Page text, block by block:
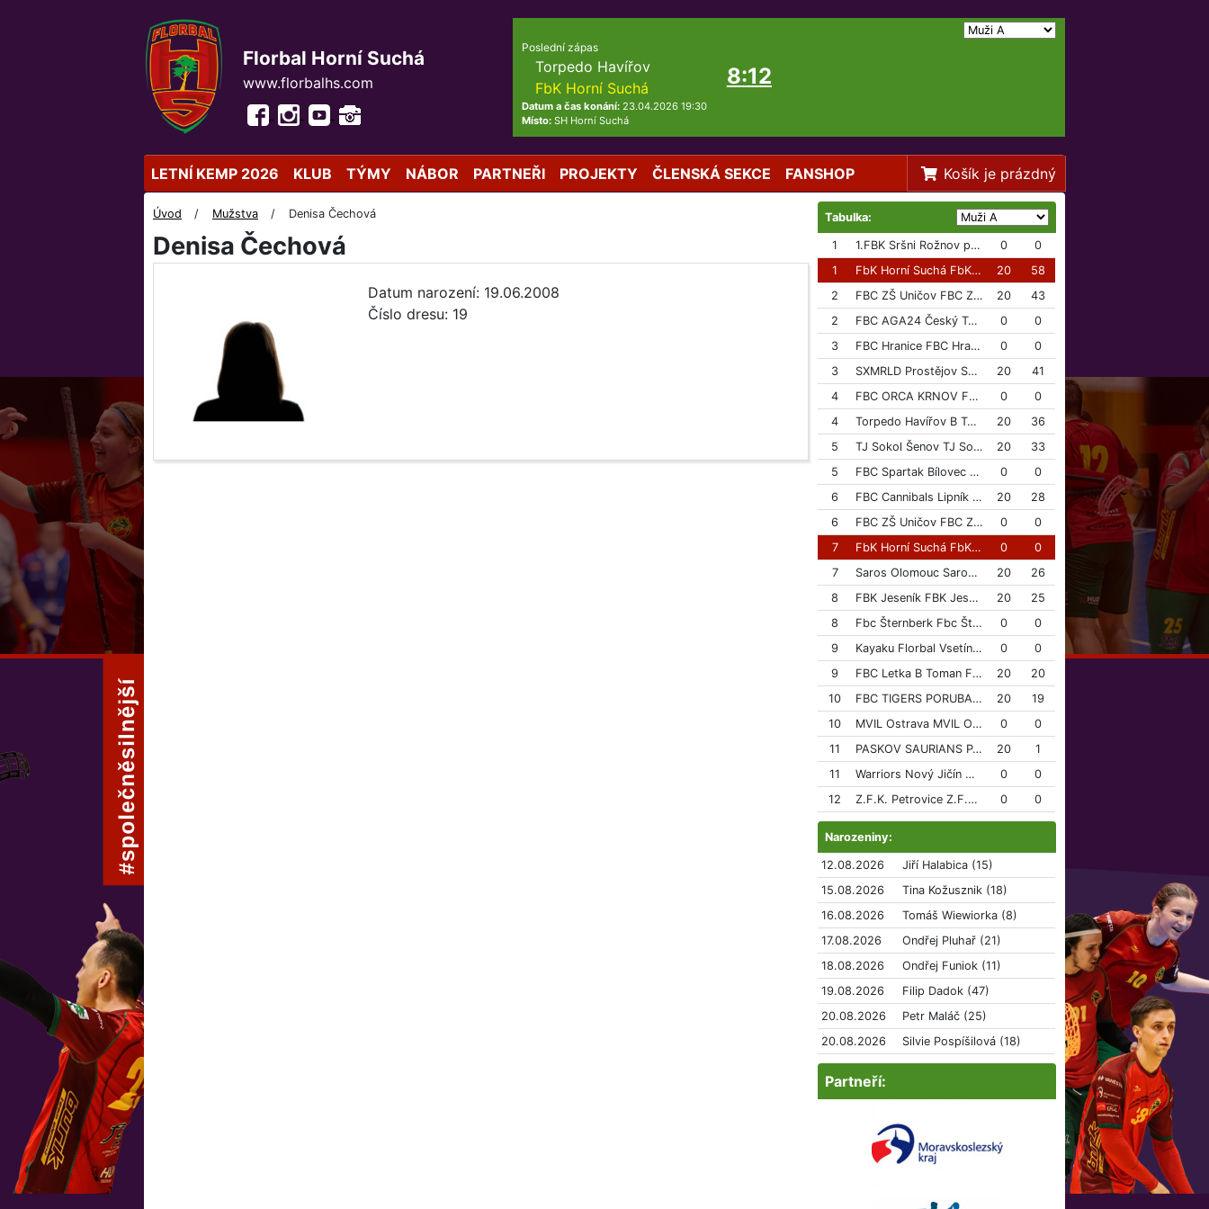
Florbal Horní Suchá
www.florbalhs.com
Poslední zápas
Torpedo Havířov
FbK Horní Suchá
8:12
Datum a čas konání:23.04.2026 19:30
Místo:SH Horní Suchá
LETNÍ KEMP 2026 KLUB TÝMY NÁBOR PARTNEŘI PROJEKTY ČLENSKÁ SEKCE FANSHOP Košík je prázdný
Úvod Mužstva Denisa Čechová
Denisa Čechová
Datum narození: 19.06.2008
Číslo dresu: 19
Tabulka:
1 1.FBK Sršni Rožnov p/R 1.FBK Sršni Rožnov p/R 0
0
1
FbK Horní Suchá FbK Horní Suchá 20
58
2
FBC ZŠ Uničov FBC ZŠ Uničov 20
43
2
FBC AGA24 Český Těšín FBC AGA24 Český Těšín 0
0
3
FBC Hranice FBC Hranice 0
0
3
SXMRLD Prostějov SXMRLD Prostějov 20
41
4
FBC ORCA KRNOV FBC ORCA KRNOV 0
0
4
Torpedo Havířov B Torpedo Havířov B 20
36
5
TJ Sokol Šenov TJ Sokol Šenov 20
33
5
FBC Spartak Bílovec FBC Spartak Bílovec 0
0
6
FBC Cannibals Lipník FBC Cannibals Lipník 20
28
6
FBC ZŠ Uničov FBC ZŠ Uničov 0
0
7
FbK Horní Suchá FbK Horní Suchá 0
0
7
Saros Olomouc Saros Olomouc 20
26
8
FBK Jeseník FBK Jeseník 20
25
8
Fbc Šternberk Fbc Šternberk 0
0
9
Kayaku Florbal Vsetín Kayaku Florbal Vsetín 0
0
9
FBC Letka B Toman Finance Group FBC Letka B Toman Finance Group 20
20
10
FBC TIGERS PORUBA FBC TIGERS PORUBA 20
19
10
MVIL Ostrava MVIL Ostrava 0
0
11
PASKOV SAURIANS PASKOV SAURIANS 20
1
11
Warriors Nový Jičín Warriors Nový Jičín 0
0
12
Z.F.K. Petrovice Z.F.K. Petrovice 0 0
Narozeniny:
12.08.2026
Jiří Halabica (15)
15.08.2026
Tina Kožusznik (18)
16.08.2026
Tomáš Wiewiorka (8)
17.08.2026
Ondřej Pluhař (21)
18.08.2026
Ondřej Funiok (11)
19.08.2026
Filip Dadok (47)
20.08.2026
Petr Maláč (25)
20.08.2026
Silvie Pospíšilová (18)
Partneří: